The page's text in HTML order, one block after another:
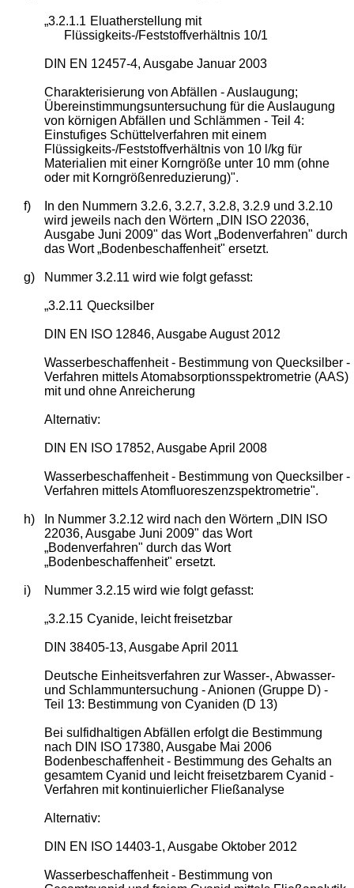
„3.2.1.1 Eluatherstellung mit
Flüssigkeits-/Feststoffverhältnis 10/1
DIN EN 12457-4, Ausgabe Januar 2003
Charakterisierung von Abfällen - Auslaugung;
Übereinstimmungsuntersuchung für die Auslaugung
von körnigen Abfällen und Schlämmen - Teil 4:
Einstufiges Schüttelverfahren mit einem
Flüssigkeits-/Feststoffverhältnis von 10 l/kg für
Materialien mit einer Korngröße unter 10 mm (ohne
oder mit Korngrößenreduzierung)".
f)
In den Nummern 3.2.6, 3.2.7, 3.2.8, 3.2.9 und 3.2.10
wird jeweils nach den Wörtern „DIN ISO 22036,
Ausgabe Juni 2009" das Wort „Bodenverfahren" durch
das Wort „Bodenbeschaffenheit" ersetzt.
g) Nummer 3.2.11 wird wie folgt gefasst:
„3.2.11 Quecksilber
DIN EN ISO 12846, Ausgabe August 2012
Wasserbeschaffenheit - Bestimmung von Quecksilber -
Verfahren mittels Atomabsorptionsspektrometrie (AAS)
mit und ohne Anreicherung
Alternativ:
DIN EN ISO 17852, Ausgabe April 2008
Wasserbeschaffenheit - Bestimmung von Quecksilber -
Verfahren mittels Atomfluoreszenzspektrometrie".
h)
In Nummer 3.2.12 wird nach den Wörtern „DIN ISO
22036, Ausgabe Juni 2009" das Wort
„Bodenverfahren" durch das Wort
„Bodenbeschaffenheit" ersetzt.
i) Nummer 3.2.15 wird wie folgt gefasst:
„3.2.15 Cyanide, leicht freisetzbar
DIN 38405-13, Ausgabe April 2011
Deutsche Einheitsverfahren zur Wasser-, Abwasser-
und Schlammuntersuchung - Anionen (Gruppe D) -
Teil 13: Bestimmung von Cyaniden (D 13)
Bei sulfidhaltigen Abfällen erfolgt die Bestimmung
nach DIN ISO 17380, Ausgabe Mai 2006
Bodenbeschaffenheit - Bestimmung des Gehalts an
gesamtem Cyanid und leicht freisetzbarem Cyanid -
Verfahren mit kontinuierlicher Fließanalyse
Alternativ:
DIN EN ISO 14403-1, Ausgabe Oktober 2012
Wasserbeschaffenheit - Bestimmung von